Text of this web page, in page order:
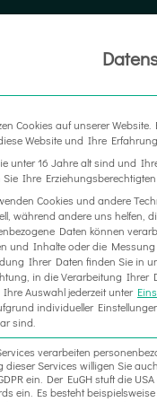
Cookies auf unserer
Website und Ihre
unter 16 Jahre alt sind und
Sie Ihre
Cookies und andere
während andere uns helfen,
Daten können
und Inhalte oder die
Ihrer Daten finden Sie in
in die Verarbeitung Ihrer
Auswahl jederzeit unter
individueller
sind.
verarbeiten
dieser Services willigen Sie
ein. Der EuGH stuft die
ein. Es besteht